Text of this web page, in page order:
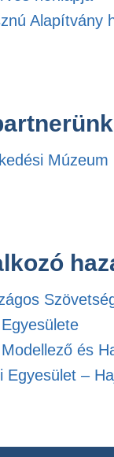
Alapítvány
Múzeum
és
Egyesület –